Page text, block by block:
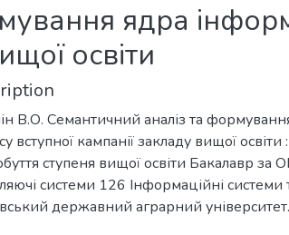
ядра
освіти
В.О. Семантичний аналіз та
вступної кампанії закладу вищої
ступеня вищої освіти Бакалавр за
системи 126 Інформаційні системи
державний аграрний